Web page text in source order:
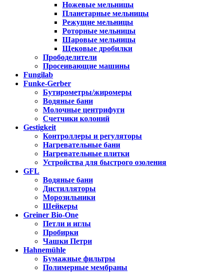
Ножевые мельницы
Планетарные мельницы
Режущие мельницы
Роторные мельницы
Шаровые мельницы
Щековые дробилки
Прободелители
Просеивающие машины
Fungilab
Funke-Gerber
Бутирометры/жиромеры
Водяные бани
Молочные центрифуги
Счетчики колоний
Gestigkeit
Контроллеры и регуляторы
Нагревательные бани
Нагревательные плитки
Устройства для быстрого озоления
GFL
Водяные бани
Дистилляторы
Морозильники
Шейкеры
Greiner Bio-One
Петли и иглы
Пробирки
Чашки Петри
Hahnemühle
Бумажные фильтры
Полимерные мембраны